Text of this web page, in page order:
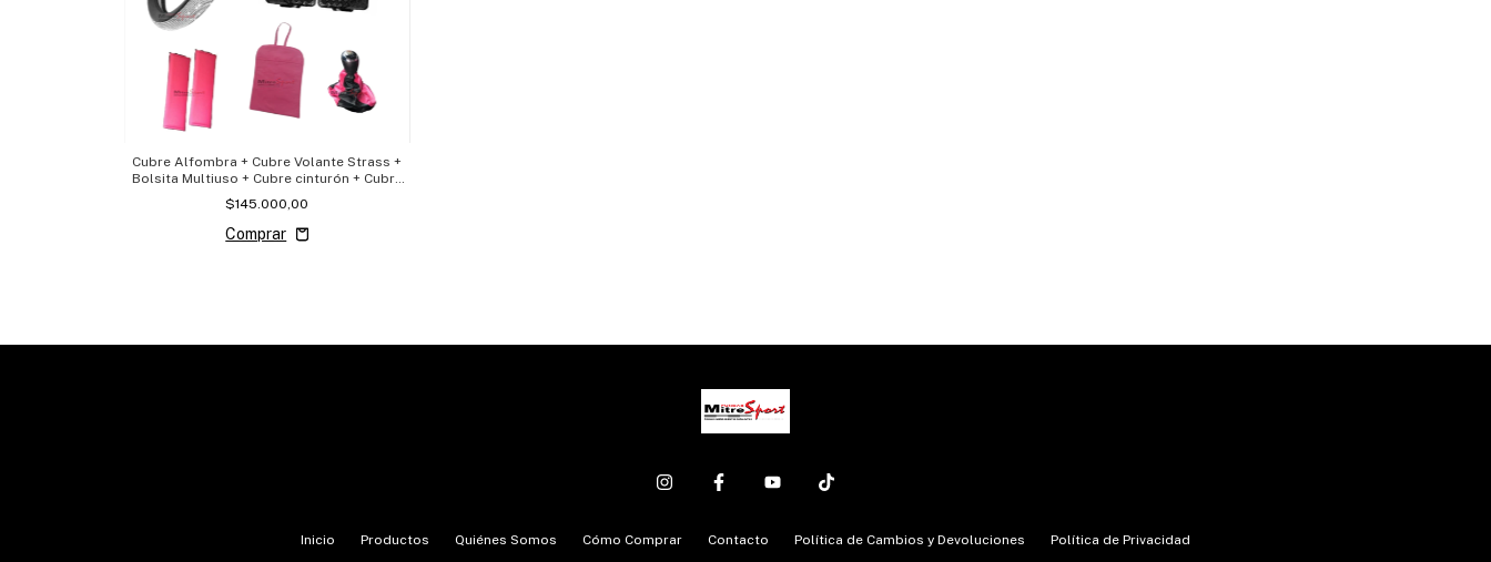
Cubre Alfombra + Cubre Volante Strass +
Bolsita Multiuso + Cubre cinturón + Cubre
$145.000,00
Inicio Productos Quiénes Somos Cómo Comprar Contacto Política de Cambios y Devoluciones Política de Privacidad